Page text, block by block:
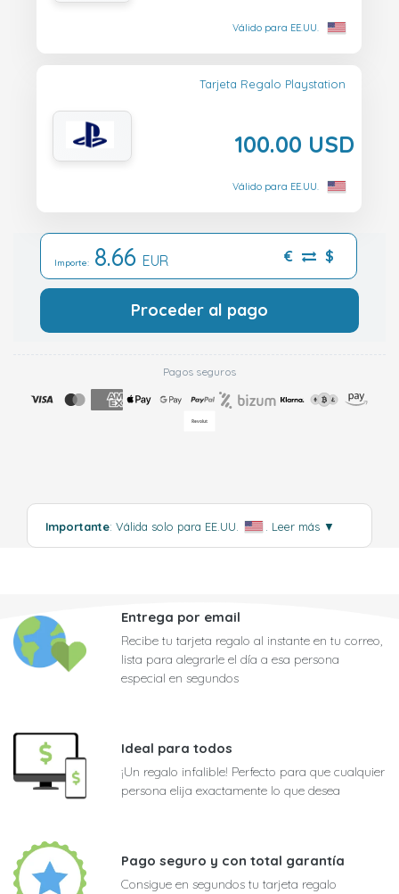
Válido para EE.UU.
Tarjeta Regalo Playstation
100.00 USD
Válido para EE.UU.
Importe: 8.66 EUR € $
Proceder al pago
Pagos seguros
Importante: Válida solo para EE.UU. Leer más ▼
Entrega por email
Recibe tu tarjeta regalo al instante en tu correo,
lista para alegrarle el día a esa persona
especial en segundos
Ideal para todos
¡Un regalo infalible! Perfecto para que cualquier
persona elija exactamente lo que desea
Pago seguro y con total garantía
Consigue en segundos tu tarjeta regalo